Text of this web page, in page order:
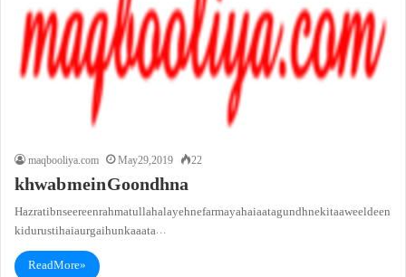
maqbooliya.com May 29, 2019 22
khwab mein Goondhna
Hazrat ibn seereen rahmatullah alayeh ne farmaya hai aata gundhne ki taaweel deen
ki durusti hai aur gaihun ka aata…
Read More »